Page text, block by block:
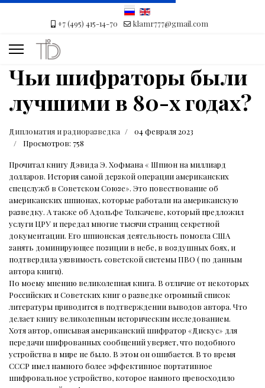
+7 (495) 415-14-70 klamr777@gmail.com
Чьи шифраторы были
лучшими в 80-х годах?
Дипломатия и радиоразведка
04 февраля 2023
Просмотров: 758
Прочитал книгу Дэвида Э. Хофмана « Шпион на миллиард
долларов. История самой дерзкой операции американских
спецслужб в Советском Союзе». Это повествование об
американских шпионах, которые работали на американскую
разведку. А также об Адольфе Толкачеве, который предложил
услуги ЦРУ и передал многие тысячи страниц секретной
документации. Его шпионская деятельность помогла США
занять доминирующее позиции в небе, в воздушных боях, и
подтвердила уязвимость советской системы ПВО ( по данным
автора книги).
По моему мнению великолепная книга. В отличие от некоторых
Российских и Советских книг о разведке огромный список
литературы приводится в подтверждении выводов автора. Что
делает книгу великолепным историческим исследованием.
Хотя автор, описывая американский шифратор «Дискус» для
передачи шифрованных сообщений уверяет, что подобного
устройства в мире не было. В этом он ошибается. В то время
СССР имел намного более эффективное портативное
шифровальное устройство, которое намного превосходило